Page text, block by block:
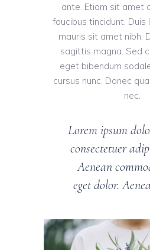
ante. Etiam sit amet
faucibus tincidunt. Duis
mauris sit amet nibh.
sagittis magna. Sed
eget bibendum
cursus nunc. Donec
nec.
Lorem ipsum
consectetuer
Aenean
eget dolor.